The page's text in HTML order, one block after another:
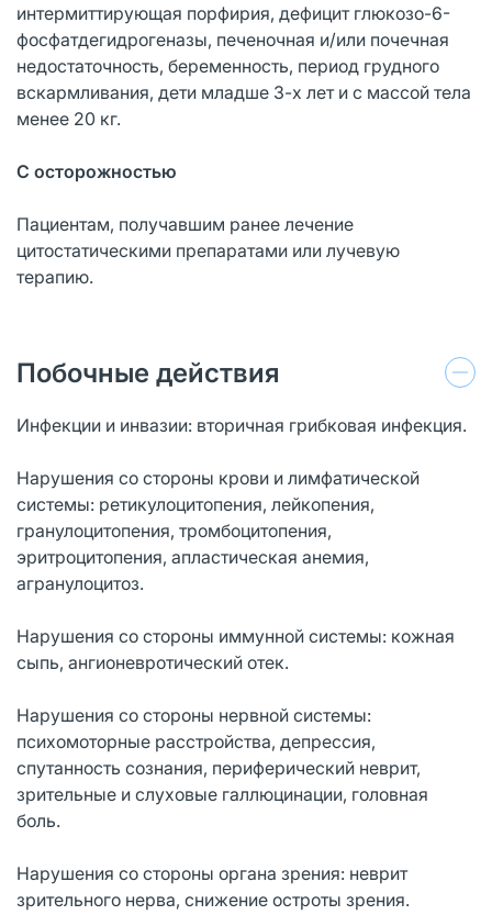
интермиттирующая порфирия, дефицит глюкозо-6-
фосфатдегидрогеназы, печеночная и/или почечная
недостаточность, беременность, период грудного
вскармливания, дети младше 3-х лет и с массой тела
менее 20 кг.
С осторожностью
Пациентам, получавшим ранее лечение
цитостатическими препаратами или лучевую
терапию.
Побочные действия
Инфекции и инвазии: вторичная грибковая инфекция.
Нарушения со стороны крови и лимфатической
системы: ретикулоцитопения, лейкопения,
гранулоцитопения, тромбоцитопения,
эритроцитопения, апластическая анемия,
агранулоцитоз.
Нарушения со стороны иммунной системы: кожная
сыпь, ангионевротический отек.
Нарушения со стороны нервной системы:
психомоторные расстройства, депрессия,
спутанность сознания, периферический неврит,
зрительные и слуховые галлюцинации, головная
боль.
Нарушения со стороны органа зрения: неврит
зрительного нерва, снижение остроты зрения.